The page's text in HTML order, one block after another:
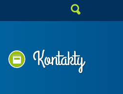
Kontakty